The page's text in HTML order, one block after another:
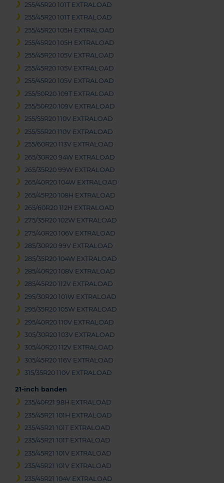
255/45R20 101T EXTRALOAD
255/45R20 101T EXTRALOAD
255/45R20 105H EXTRALOAD
255/45R20 105H EXTRALOAD
255/45R20 105V EXTRALOAD
255/45R20 105V EXTRALOAD
255/45R20 105V EXTRALOAD
255/50R20 109T EXTRALOAD
255/50R20 109V EXTRALOAD
255/55R20 110V EXTRALOAD
255/55R20 110V EXTRALOAD
255/60R20 113V EXTRALOAD
265/30R20 94W EXTRALOAD
265/35R20 99W EXTRALOAD
265/40R20 104W EXTRALOAD
265/45R20 108H EXTRALOAD
265/60R20 112H EXTRALOAD
275/35R20 102W EXTRALOAD
275/40R20 106V EXTRALOAD
285/30R20 99V EXTRALOAD
285/35R20 104W EXTRALOAD
285/40R20 108V EXTRALOAD
285/45R20 112V EXTRALOAD
295/30R20 101W EXTRALOAD
295/35R20 105W EXTRALOAD
295/40R20 110V EXTRALOAD
305/30R20 103V EXTRALOAD
305/40R20 112V EXTRALOAD
305/45R20 116V EXTRALOAD
315/35R20 110V EXTRALOAD
21-inch banden
235/40R21 98H EXTRALOAD
235/45R21 101H EXTRALOAD
235/45R21 101T EXTRALOAD
235/45R21 101T EXTRALOAD
235/45R21 101V EXTRALOAD
235/45R21 101V EXTRALOAD
235/45R21 104V EXTRALOAD